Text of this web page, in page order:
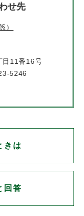
せ先
）
目11番16号
5246
きは
回答